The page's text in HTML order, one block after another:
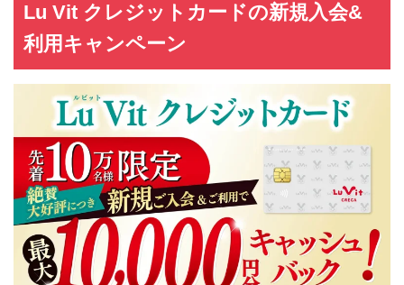
Lu Vit クレジットカードの新規入会&
利用キャンペーン